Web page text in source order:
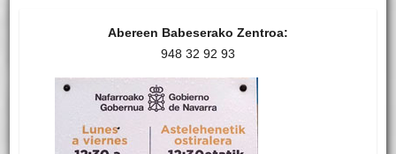
Abereen Babeserako Zentroa:
948 32 92 93